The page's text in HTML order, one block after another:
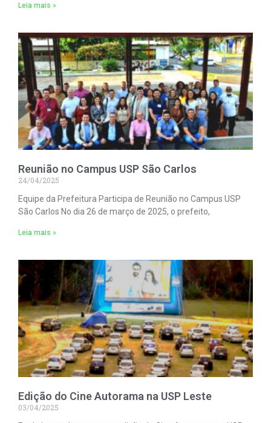
Leia mais »
Reunião no Campus USP São Carlos
24/04/2025
Equipe da Prefeitura Participa de Reunião no Campus USP
São Carlos No dia 26 de março de 2025, o prefeito,
Leia mais »
Edição do Cine Autorama na USP Leste
03/04/2025